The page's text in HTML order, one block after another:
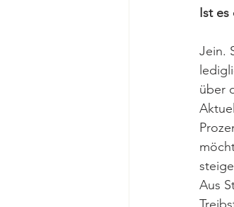
Ist es
Jein.
über
Aus